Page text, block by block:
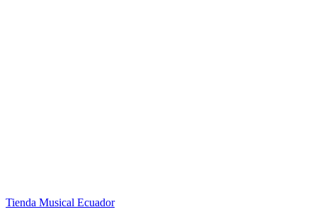
Tienda Musical Ecuador